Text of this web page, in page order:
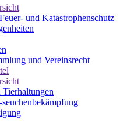
und Katastrophenschutz
und Vereinsrecht